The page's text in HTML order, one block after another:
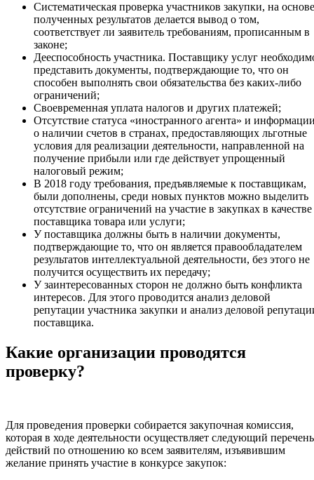
Систематическая проверка участников закупки, на основе
полученных результатов делается вывод о том,
соответствует ли заявитель требованиям, прописанным в
законе;
Дееспособность участника. Поставщику услуг
представить документы, подтверждающие то, что он
способен выполнять свои обязательства без каких-либо
ограничений;
Своевременная уплата налогов и других платежей;
Отсутствие статуса «иностранного агента» и
о наличии счетов в странах, предоставляющих льготные
условия для реализации деятельности, направленной на
получение прибыли или где действует упрощенный
налоговый режим;
В 2018 году требования, предъявляемые к поставщикам,
были дополнены, среди новых пунктов можно выделить
отсутствие ограничений на участие в закупках в качестве
поставщика товара или услуги;
У поставщика должны быть в наличии документы,
подтверждающие то, что он является правообладателем
результатов интеллектуальной деятельности, без этого не
получится осуществить их передачу;
У заинтересованных сторон не должно быть конфликта
интересов. Для этого проводится анализ деловой
репутации участника закупки и анализ деловой
поставщика.
Какие организации проводятся
проверку?
Для проведения проверки собирается закупочная комиссия,
которая в ходе деятельности осуществляет следующий перечень
действий по отношению ко всем заявителям, изъявившим
желание принять участие в конкурсе закупок: